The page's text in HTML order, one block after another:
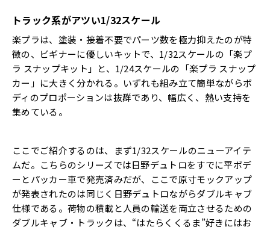
トラック系がアツい1/32スケール
楽プラは、塗装・接着不要でパーツ数を極力抑えたのが特
徴の、ビギナーに優しいキットで、1/32スケールの「楽プ
ラ スナップキット」と、1/24スケールの「楽プラ スナップ
カー」に大きく分かれる。いずれも組み立て簡単ながらボ
ディのプロポーションは抜群であり、幅広く、熱い支持を
集めている。
ここでご紹介するのは、まず1/32スケールのニューアイテ
ムだ。こちらのシリーズでは日野デュトロをすでに平ボデ
ーとパッカー車で発売済みだが、ここで原寸モックアップ
が発表されたのは同じく日野デュトロながらダブルキャブ
仕様である。荷物の積載と人員の輸送を両立させるための
ダブルキャブ・トラックは、“はたらくくるま”好きにはお